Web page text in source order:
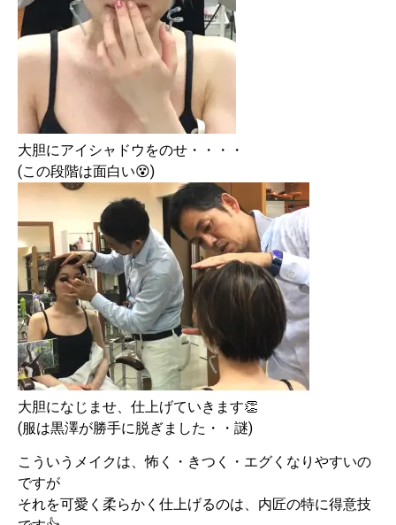
大胆にアイシャドウをのせ・・・・
(この段階は面白い😵)
大胆になじませ、仕上げていきます👏
(服は黒澤が勝手に脱ぎました・・謎)
こういうメイクは、怖く・きつく・エグくなりやすいの
ですが
それを可愛く柔らかく仕上げるのは、内匠の特に得意技